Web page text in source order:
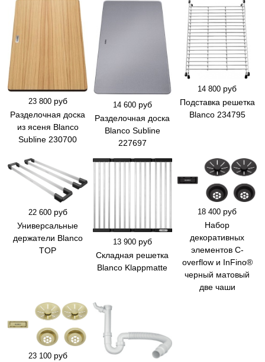
23 800 руб
Разделочная доска
из ясеня Blanco
Subline 230700
14 600 руб
Разделочная доска
Blanco Subline
227697
14 800 руб
Подставка решетка
Blanco 234795
22 600 руб
Универсальные
держатели Blanco
TOP
13 900 руб
Складная решетка
Blanco Klappmatte
18 400 руб
Набор
декоративных
элементов C-
overflow и InFino®
черный матовый
две чаши
23 100 руб